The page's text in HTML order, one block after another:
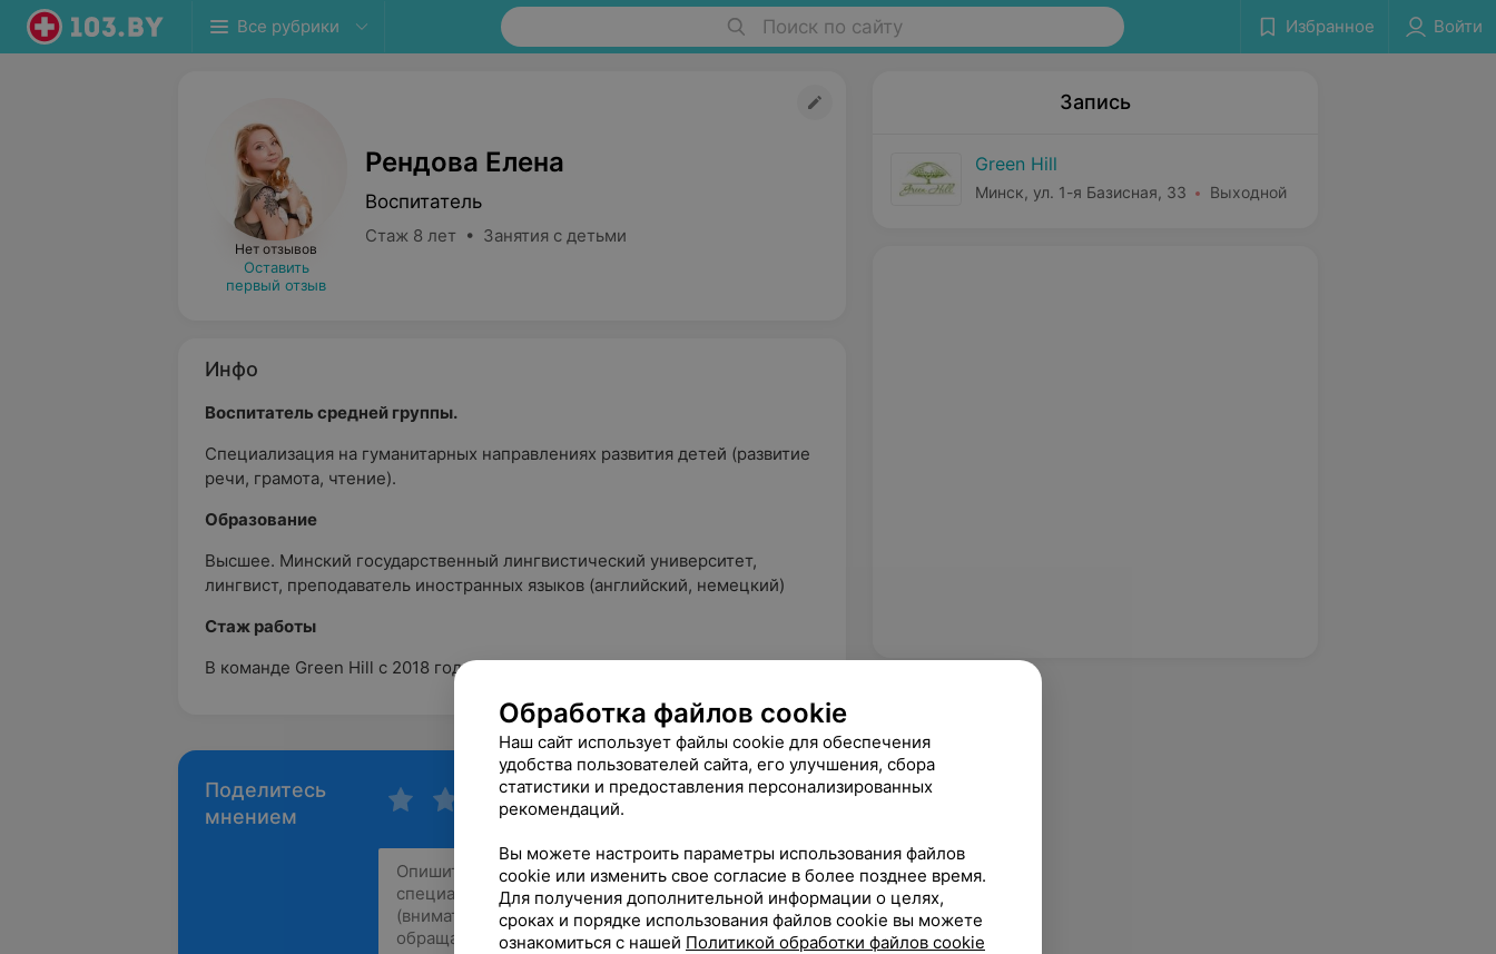
Все рубрики Поиск по сайту Избранное Войти
Нет отзывов
Оставить
первый отзыв
Рендова Елена
Воспитатель
Стаж 8 лет • Занятия с детьми
Инфо
Воспитатель средней группы.
Специализация на гуманитарных направлениях развития детей (развитие
речи, грамота, чтение).
Образование
Высшее. Минский государственный лингвистический университет,
лингвист, преподаватель иностранных языков (английский, немецкий)
Стаж работы
В команде Green Hill с 2018 года
Поделитесь
мнением
Запись
Green Hill
Минск, ул. 1-я Базисная, 33 Выходной
Обработка файлов cookie
Наш сайт использует файлы cookie для обеспечения
удобства пользователей сайта, его улучшения, сбора
статистики и предоставления персонализированных
рекомендаций.
Вы можете настроить параметры использования файлов
cookie или изменить свое согласие в более позднее время.
Для получения дополнительной информации о целях,
сроках и порядке использования файлов cookie вы можете
ознакомиться с нашей Политикой обработки файлов cookie